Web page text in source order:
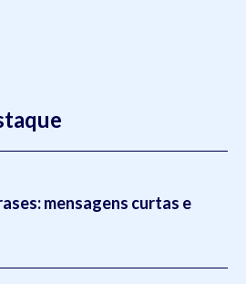
mensagens curtas e